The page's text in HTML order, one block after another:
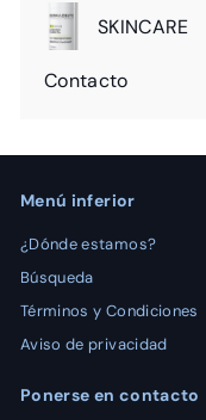
menú
SKINCARE
Expandir
menú
Contacto
Menú inferior
¿Dónde estamos?
Búsqueda
Términos y Condiciones
Aviso de privacidad
Ponerse en contacto